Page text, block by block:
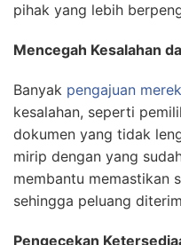
pihak yang lebih
Mencegah Kesalahan
Banyak pengajuan merek
kesalahan, seperti
dokumen yang tidak
mirip dengan yang
membantu memastikan
sehingga peluang
Pengecekan